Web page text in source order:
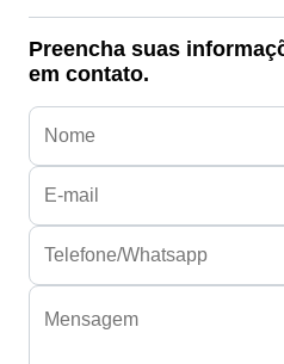
Preencha suas
em contato.